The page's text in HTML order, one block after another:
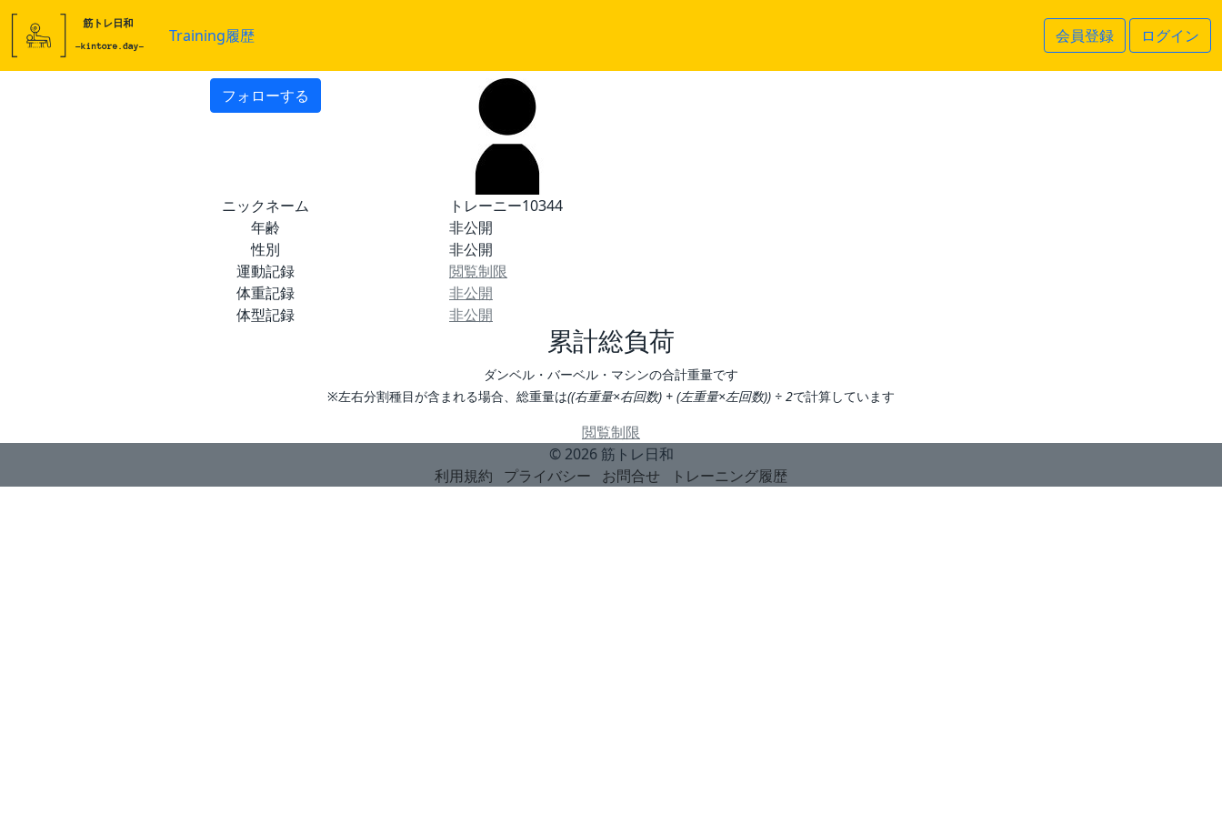
Training履歴 会員登録 ログイン
フォローする
ニックネーム
トレーニー10344
年齢
非公開
性別
非公開
運動記録
閲覧制限
体重記録
非公開
体型記録
非公開
累計総負荷
ダンベル・バーベル・マシンの合計重量です
※左右分割種目が含まれる場合、総重量は((右重量×右回数) + (左重量×左回数)) ÷ 2で計算しています
閲覧制限
© 2026 筋トレ日和
利用規約
プライバシー お問合せ トレーニング履歴